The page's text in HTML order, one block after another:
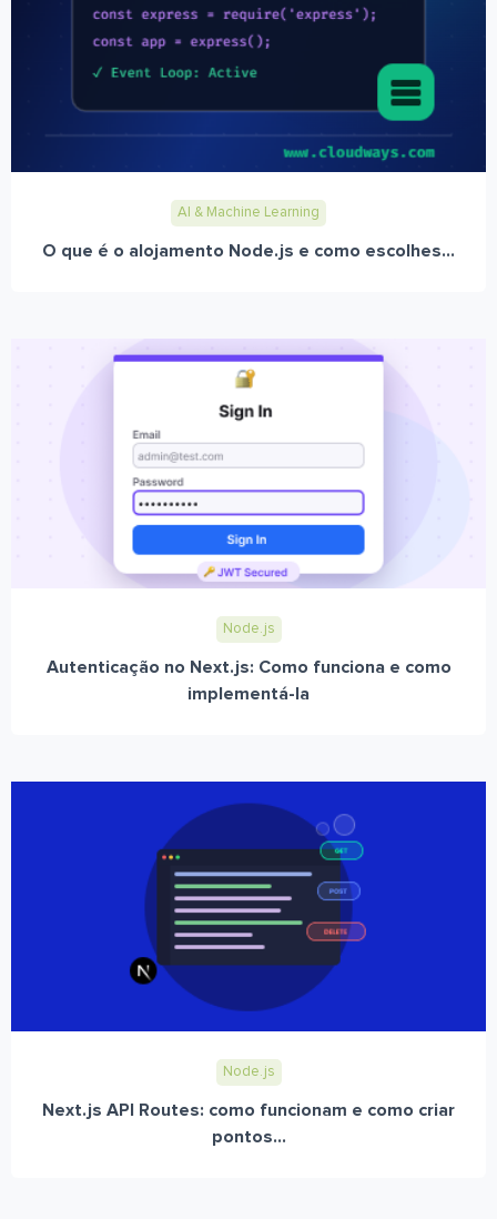
AI & Machine Learning
O que é o alojamento Node.js e como escolhes...
Node.js
Autenticação no Next.js: Como funciona e como
implementá-la
Node.js
Next.js API Routes: como funcionam e como criar
pontos...